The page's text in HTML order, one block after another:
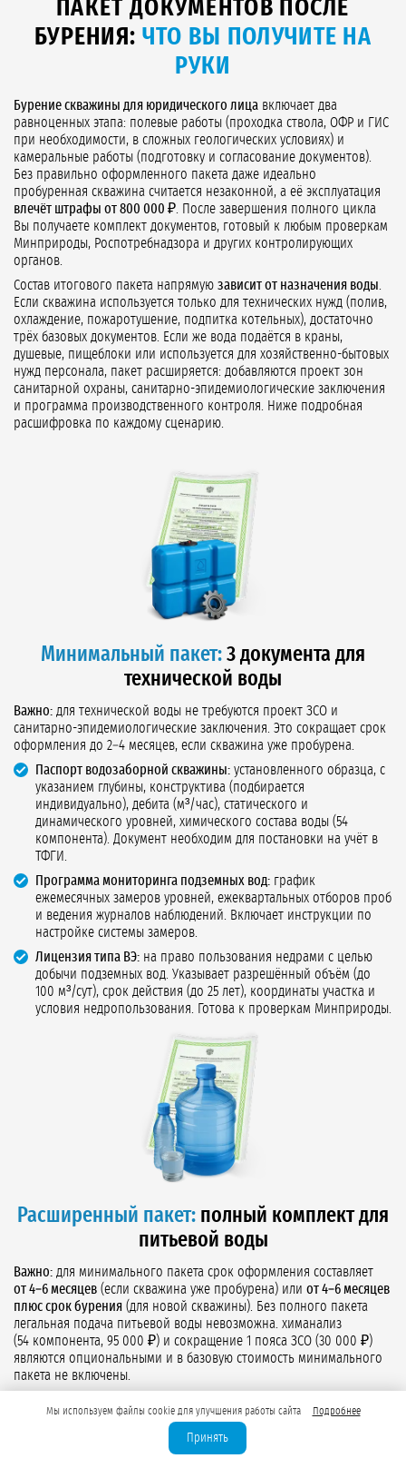
ПАКЕТ ДОКУМЕНТОВ ПОСЛЕ
БУРЕНИЯ: ЧТО ВЫ ПОЛУЧИТЕ НА
РУКИ
Бурение скважины для юридического лица включает два
равноценных этапа: полевые работы (проходка ствола, ОФР и ГИС
при необходимости, в сложных геологических условиях) и
камеральные работы (подготовку и согласование документов).
Без правильно оформленного пакета даже идеально
пробуренная скважина считается незаконной, а её эксплуатация
влечёт штрафы от 800 000 ₽. После завершения полного цикла
Вы получаете комплект документов, готовый к любым проверкам
Минприроды, Роспотребнадзора и других контролирующих
органов.
Состав итогового пакета напрямую зависит от назначения воды.
Если скважина используется только для технических нужд (полив,
охлаждение, пожаротушение, подпитка котельных), достаточно
трёх базовых документов. Если же вода подаётся в краны,
душевые, пищеблоки или используется для хозяйственно-бытовых
нужд персонала, пакет расширяется: добавляются проект зон
санитарной охраны, санитарно-эпидемиологические заключения
и программа производственного контроля. Ниже подробная
расшифровка по каждому сценарию.
Минимальный пакет: 3 документа для
технической воды
Важно: для технической воды не требуются проект ЗСО и
санитарно-эпидемиологические заключения. Это сокращает срок
оформления до 2–4 месяцев, если скважина уже пробурена.
Паспорт водозаборной скважины: установленного образца, с
указанием глубины, конструктива (подбирается
индивидуально), дебита (м³/час), статического и
динамического уровней, химического состава воды (54
компонента). Документ необходим для постановки на учёт в
ТФГИ.
Программа мониторинга подземных вод: график
ежемесячных замеров уровней, ежеквартальных отборов проб
и ведения журналов наблюдений. Включает инструкции по
настройке системы замеров.
Лицензия типа ВЭ: на право пользования недрами с целью
добычи подземных вод. Указывает разрешённый объём (до
100 м³/сут), срок действия (до 25 лет), координаты участка и
условия недропользования. Готова к проверкам Минприроды.
Расширенный пакет: полный комплект для
питьевой воды
Важно: для минимального пакета срок оформления составляет
от 4–6 месяцев (если скважина уже пробурена) или от 4–6 месяцев
плюс срок бурения (для новой скважины). Без полного пакета
легальная подача питьевой воды невозможна. химанализ
(54 компонента, 95 000 ₽) и сокращение 1 пояса ЗСО (30 000 ₽)
являются опциональными и в базовую стоимость минимального
пакета не включены.
скважины, программа мониторинга, лицензия ВЭ.
Проект зон санитарной охраны (ЗСО):
обоснованием границ. При наличии защищённого горизонта
Мы используем файлы cookie для улучшения работы сайта Подробнее
Принять